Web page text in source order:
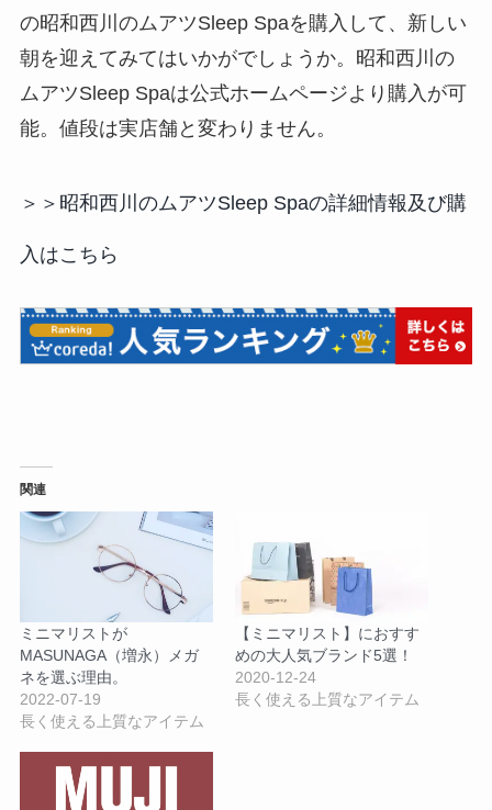
の昭和西川のムアツSleep Spaを購入して、新しい
朝を迎えてみてはいかがでしょうか。昭和西川の
ムアツSleep Spaは公式ホームページより購入が可
能。値段は実店舗と変わりません。
＞＞昭和西川のムアツSleep Spaの詳細情報及び購
入はこちら
関連
ミニマリストが
MASUNAGA（増永）メガ
ネを選ぶ理由。
2022-07-19
長く使える上質なアイテム
【ミニマリスト】におすす
めの大人気ブランド5選！
2020-12-24
長く使える上質なアイテム